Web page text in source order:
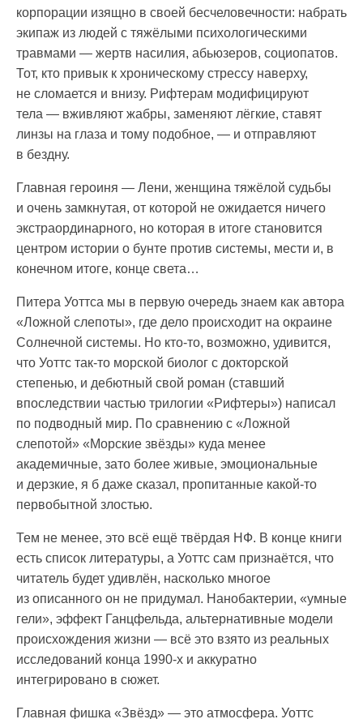
корпорации изящно в своей бесчеловечности: набрать
экипаж из людей с тяжёлыми психологическими
травмами — жертв насилия, абьюзеров, социопатов.
Тот, кто привык к хроническому стрессу наверху,
не сломается и внизу. Рифтерам модифицируют
тела — вживляют жабры, заменяют лёгкие, ставят
линзы на глаза и тому подобное, — и отправляют
в бездну.
Главная героиня — Лени, женщина тяжёлой судьбы
и очень замкнутая, от которой не ожидается ничего
экстраординарного, но которая в итоге становится
центром истории о бунте против системы, мести и, в
конечном итоге, конце света…
Питера Уоттса мы в первую очередь знаем как автора
«Ложной слепоты», где дело происходит на окраине
Солнечной системы. Но кто-то, возможно, удивится,
что Уоттс так-то морской биолог с докторской
степенью, и дебютный свой роман (ставший
впоследствии частью трилогии «Рифтеры») написал
по подводный мир. По сравнению с «Ложной
слепотой» «Морские звёзды» куда менее
академичные, зато более живые, эмоциональные
и дерзкие, я б даже сказал, пропитанные какой-то
первобытной злостью.
Тем не менее, это всё ещё твёрдая НФ. В конце книги
есть список литературы, а Уоттс сам признаётся, что
читатель будет удивлён, насколько многое
из описанного он не придумал. Нанобактерии, «умные
гели», эффект Ганцфельда, альтернативные модели
происхождения жизни — всё это взято из реальных
исследований конца 1990-х и аккуратно
интегрировано в сюжет.
Главная фишка «Звёзд» — это атмосфера. Уоттс